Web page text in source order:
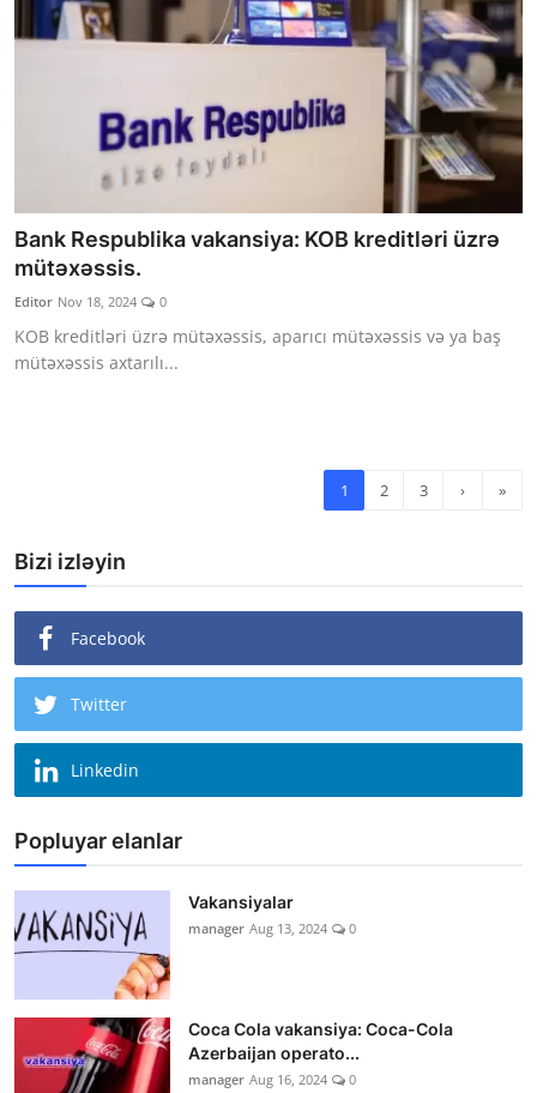
Bank Respublika vakansiya: KOB kreditləri üzrə
mütəxəssis.
Editor Nov 18, 2024 0
KOB kreditləri üzrə mütəxəssis, aparıcı mütəxəssis və ya baş
mütəxəssis axtarılı...
1 2 3 › »
Bizi izləyin
Facebook
Twitter
Linkedin
Popluyar elanlar
Vakansiyalar
manager Aug 13, 2024 0
Coca Cola vakansiya: Coca-Cola
Azerbaijan operato...
manager Aug 16, 2024 0